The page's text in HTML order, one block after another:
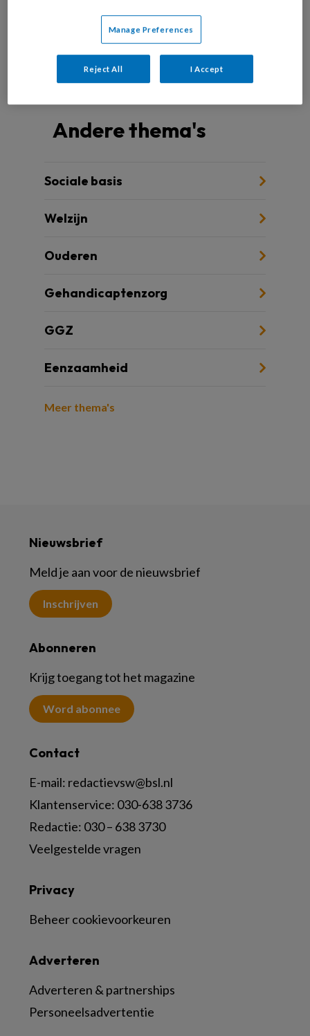
Andere thema's
Sociale basis
Welzijn
Ouderen
Gehandicaptenzorg
GGZ
Eenzaamheid
Meer thema's
Nieuwsbrief
Meld je aan voor de nieuwsbrief
Inschrijven
Abonneren
Krijg toegang tot het magazine
Word abonnee
Contact
E-mail: redactievsw@bsl.nl
Klantenservice: 030-638 3736
Redactie: 030 – 638 3730
Veelgestelde vragen
Adverteren
Adverteren & partnerships
Personeelsadvertentie
Privacy
Beheer cookievoorkeuren
Manage Preferences
Reject All I Accept